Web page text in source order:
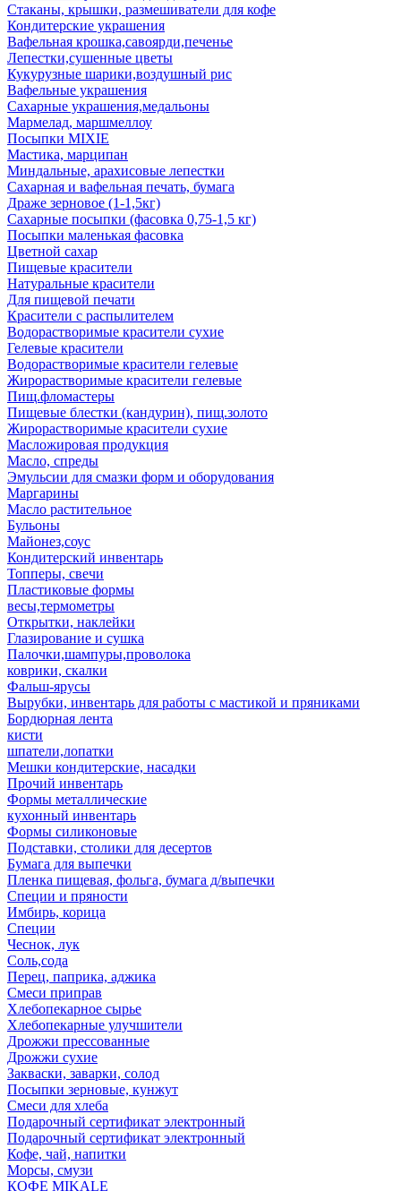
Стаканы, крышки, размешиватели для кофе
Кондитерские украшения
Вафельная крошка,савоярди,печенье
Лепестки,сушенные цветы
Кукурузные шарики,воздушный рис
Вафельные украшения
Сахарные украшения,медальоны
Мармелад, маршмеллоу
Посыпки MIXIE
Мастика, марципан
Миндальные, арахисовые лепестки
Сахарная и вафельная печать, бумага
Драже зерновое (1-1,5кг)
Сахарные посыпки (фасовка 0,75-1,5 кг)
Посыпки маленькая фасовка
Цветной сахар
Пищевые красители
Натуральные красители
Для пищевой печати
Красители с распылителем
Водорастворимые красители сухие
Гелевые красители
Водорастворимые красители гелевые
Жирорастворимые красители гелевые
Пищ.фломастеры
Пищевые блестки (кандурин), пищ.золото
Жирорастворимые красители сухие
Масложировая продукция
Масло, спреды
Эмульсии для смазки форм и оборудования
Маргарины
Масло растительное
Бульоны
Майонез,соус
Кондитерский инвентарь
Топперы, свечи
Пластиковые формы
весы,термометры
Открытки, наклейки
Глазирование и сушка
Палочки,шампуры,проволока
коврики, скалки
Фальш-ярусы
Вырубки, инвентарь для работы с мастикой и пряниками
Бордюрная лента
кисти
шпатели,лопатки
Мешки кондитерские, насадки
Прочий инвентарь
Формы металлические
кухонный инвентарь
Формы силиконовые
Подставки, столики для десертов
Бумага для выпечки
Пленка пищевая, фольга, бумага д/выпечки
Специи и пряности
Имбирь, корица
Специи
Чеснок, лук
Соль,сода
Перец, паприка, аджика
Смеси приправ
Хлебопекарное сырье
Хлебопекарные улучшители
Дрожжи прессованные
Дрожжи сухие
Закваски, заварки, солод
Посыпки зерновые, кунжут
Смеси для хлеба
Подарочный сертификат электронный
Подарочный сертификат электронный
Кофе, чай, напитки
Морсы, смузи
КОФЕ MIKALE